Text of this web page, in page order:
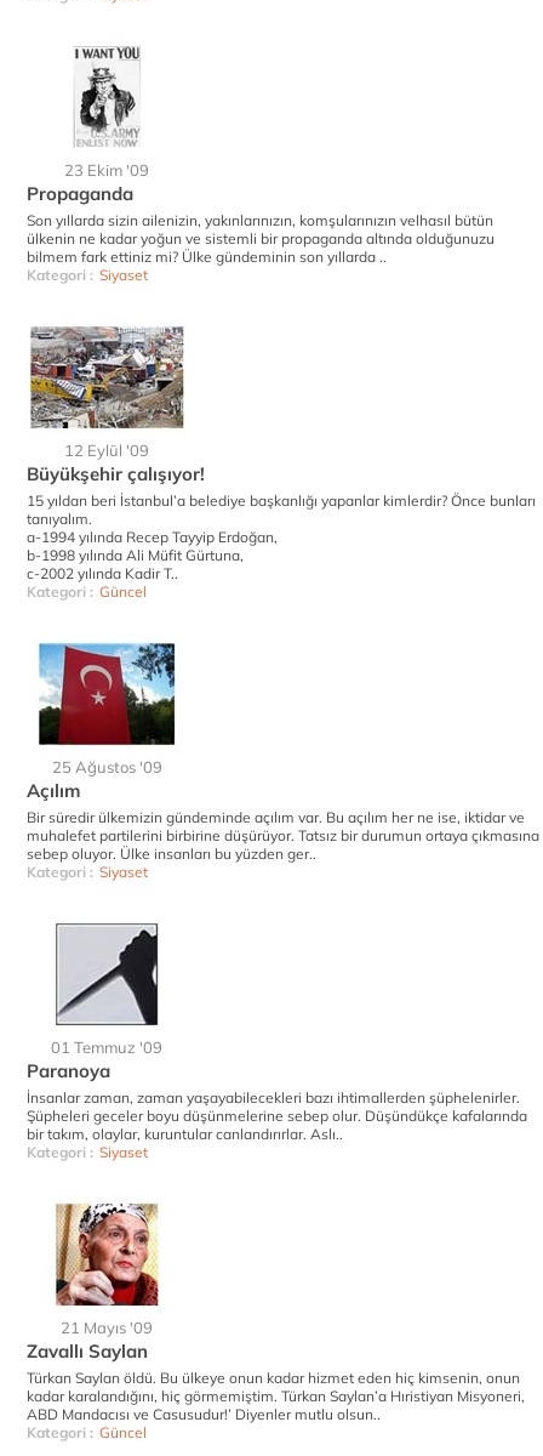
23 Ekim '09
Propaganda
Son yıllarda sizin ailenizin, yakınlarınızın, komşularınızın velhasıl bütün
ülkenin ne kadar yoğun ve sistemli bir propaganda altında olduğunuzu
bilmem fark ettiniz mi? Ülke gündeminin son yıllarda ..
Kategori : Siyaset
12 Eylül '09
Büyükşehir çalışıyor!
15 yıldan beri İstanbul’a belediye başkanlığı yapanlar kimlerdir? Önce bunları
tanıyalım.
a-1994 yılında Recep Tayyip Erdoğan,
b-1998 yılında Ali Müfit Gürtuna,
c-2002 yılında Kadir T..
Kategori : Güncel
25 Ağustos '09
Açılım
Bir süredir ülkemizin gündeminde açılım var. Bu açılım her ne ise, iktidar ve
muhalefet partilerini birbirine düşürüyor. Tatsız bir durumun ortaya çıkmasına
sebep oluyor. Ülke insanları bu yüzden ger..
Kategori : Siyaset
01 Temmuz '09
Paranoya
İnsanlar zaman, zaman yaşayabilecekleri bazı ihtimallerden şüphelenirler.
Şüpheleri geceler boyu düşünmelerine sebep olur. Düşündükçe kafalarında
bir takım, olaylar, kuruntular canlandırırlar. Aslı..
Kategori : Siyaset
21 Mayıs '09
Zavallı Saylan
Türkan Saylan öldü. Bu ülkeye onun kadar hizmet eden hiç kimsenin, onun
kadar karalandığını, hiç görmemiştim. Türkan Saylan’a Hıristiyan Misyoneri,
ABD Mandacısı ve Casusudur!’ Diyenler mutlu olsun..
Kategori : Güncel